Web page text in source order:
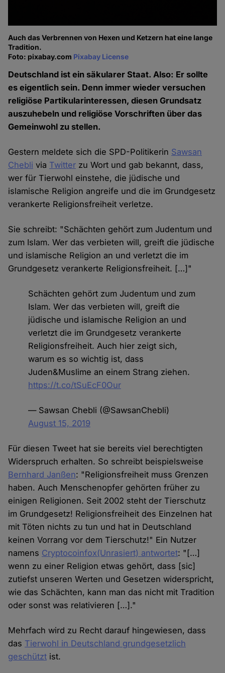
Auch das Verbrennen von Hexen und Ketzern hat eine lange
Tradition.
Foto: pixabay.com Pixabay License
Deutschland ist ein säkularer Staat. Also: Er sollte
es eigentlich sein. Denn immer wieder versuchen
religiöse Partikularinteressen, diesen Grundsatz
auszuhebeln und religiöse Vorschriften über das
Gemeinwohl zu stellen.
Gestern meldete sich die SPD-Politikerin Sawsan
Chebli via Twitter zu Wort und gab bekannt, dass,
wer für Tierwohl einstehe, die jüdische und
islamische Religion angreife und die im Grundgesetz
verankerte Religionsfreiheit verletze.
Sie schreibt: "Schächten gehört zum Judentum und
zum Islam. Wer das verbieten will, greift die jüdische
und islamische Religion an und verletzt die im
Grundgesetz verankerte Religionsfreiheit. […]"
Schächten gehört zum Judentum und zum
Islam. Wer das verbieten will, greift die
jüdische und islamische Religion an und
verletzt die im Grundgesetz verankerte
Religionsfreiheit. Auch hier zeigt sich,
warum es so wichtig ist, dass
Juden&Muslime an einem Strang ziehen.
https://t.co/tSuEcF0Our
— Sawsan Chebli (@SawsanChebli)
August 15, 2019
Für diesen Tweet hat sie bereits viel berechtigten
Widerspruch erhalten. So schreibt beispielsweise
Bernhard Janßen: "Religionsfreiheit muss Grenzen
haben. Auch Menschenopfer gehörten früher zu
einigen Religionen. Seit 2002 steht der Tierschutz
im Grundgesetz! Religionsfreiheit des Einzelnen hat
mit Töten nichts zu tun und hat in Deutschland
keinen Vorrang vor dem Tierschutz!" Ein Nutzer
namens Cryptocoinfox(Unrasiert) antwortet: "[…]
wenn zu einer Religion etwas gehört, dass [sic]
zutiefst unseren Werten und Gesetzen widerspricht,
wie das Schächten, kann man das nicht mit Tradition
oder sonst was relativieren […]."
Mehrfach wird zu Recht darauf hingewiesen, dass
das Tierwohl in Deutschland grundgesetzlich
geschützt ist.